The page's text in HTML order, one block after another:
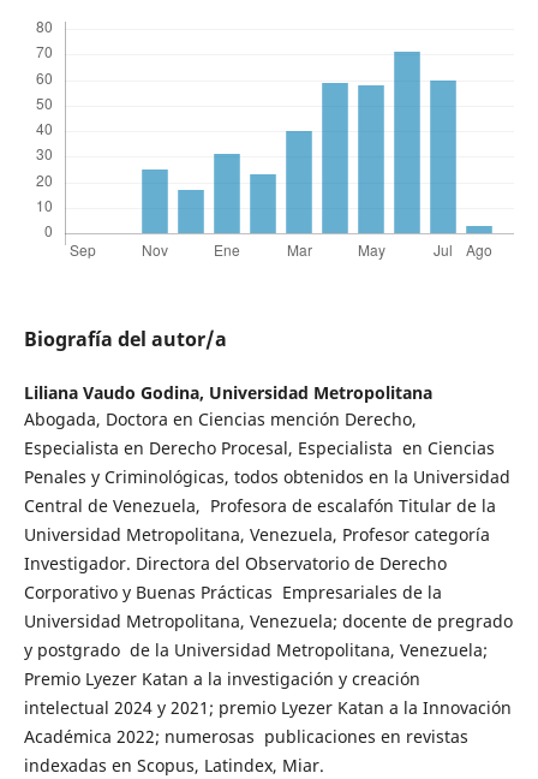
Biografía del autor/a
Liliana Vaudo Godina, Universidad Metropolitana
Abogada, Doctora en Ciencias mención Derecho,
Especialista en Derecho Procesal, Especialista en Ciencias
Penales y Criminológicas, todos obtenidos en la Universidad
Central de Venezuela, Profesora de escalafón Titular de la
Universidad Metropolitana, Venezuela, Profesor categoría
Investigador. Directora del Observatorio de Derecho
Corporativo y Buenas Prácticas Empresariales de la
Universidad Metropolitana, Venezuela; docente de pregrado
y postgrado de la Universidad Metropolitana, Venezuela;
Premio Lyezer Katan a la investigación y creación
intelectual 2024 y 2021; premio Lyezer Katan a la Innovación
Académica 2022; numerosas publicaciones en revistas
indexadas en Scopus, Latindex, Miar.